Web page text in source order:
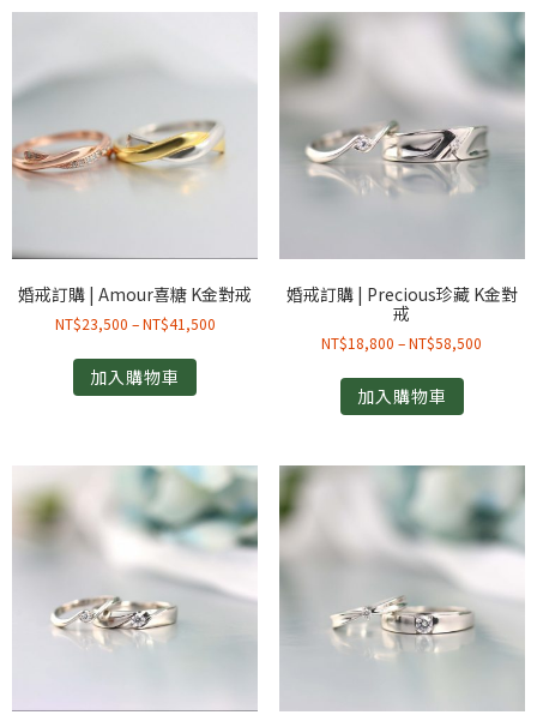
婚戒訂購 | Amour喜糖 K金對戒
NT$23,500 –NT$41,500
加入購物車
婚戒訂購 | Precious珍藏 K金對
戒
NT$18,800 –NT$58,500
加入購物車